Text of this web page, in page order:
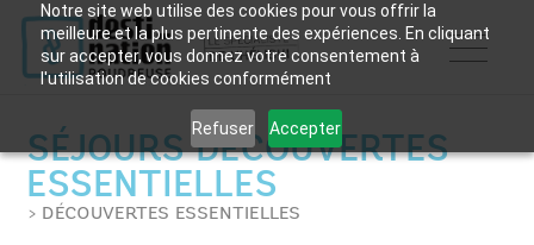
Notre site web utilise des cookies pour vous offrir la
meilleure et la plus pertinente des expériences. En cliquant
sur accepter, vous donnez votre consentement à
l'utilisation de cookies conformément
Refuser Accepter
SÉJOURS DÉCOUVERTES
ESSENTIELLES
> DÉCOUVERTES ESSENTIELLES